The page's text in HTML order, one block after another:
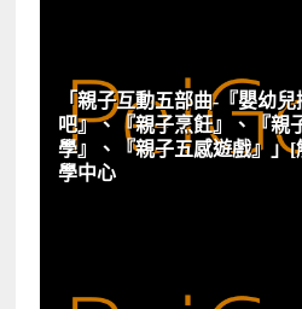
「親子互動五部曲-『嬰幼
吧』、『親子烹飪』、『親
學』、『親子五感遊戲』」[
學中心